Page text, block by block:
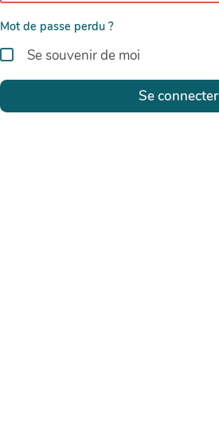
Mot de passe perdu ?
Se souvenir de moi
Se connecter